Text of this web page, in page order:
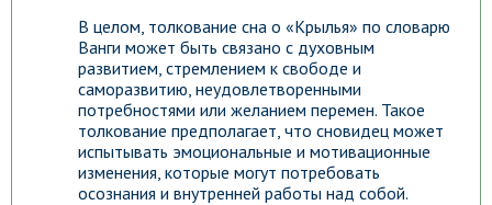
В целом, толкование сна о «Крылья» по словарю
Ванги может быть связано с духовным
развитием, стремлением к свободе и
саморазвитию, неудовлетворенными
потребностями или желанием перемен. Такое
толкование предполагает, что сновидец может
испытывать эмоциональные и мотивационные
изменения, которые могут потребовать
осознания и внутренней работы над собой.